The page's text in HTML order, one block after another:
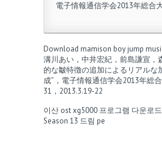
電子情報通信学会2013年総合
Download mamison boy jump
溝川あい，中井宏紀，前島謙宣，
的な皺特徴の追加によるリアルな
成”，電子情報通信学会2013年総
31，2013.3.19-22
이산 ostxg5000 프로그램 다운로드
Season 13 드림 pe